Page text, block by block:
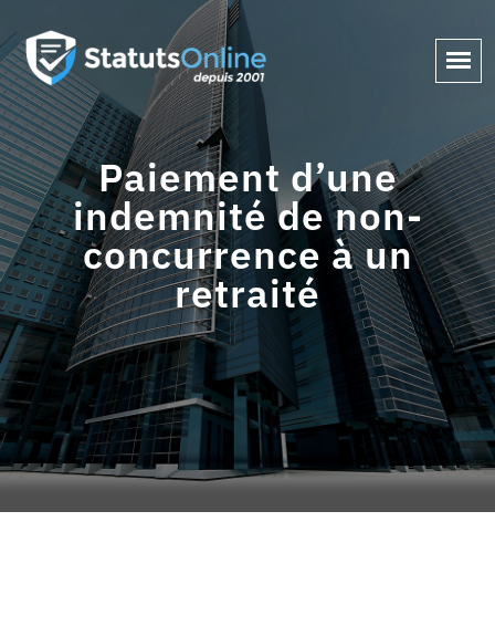
Paiement d’une
indemnité de non-
concurrence à un
retraité